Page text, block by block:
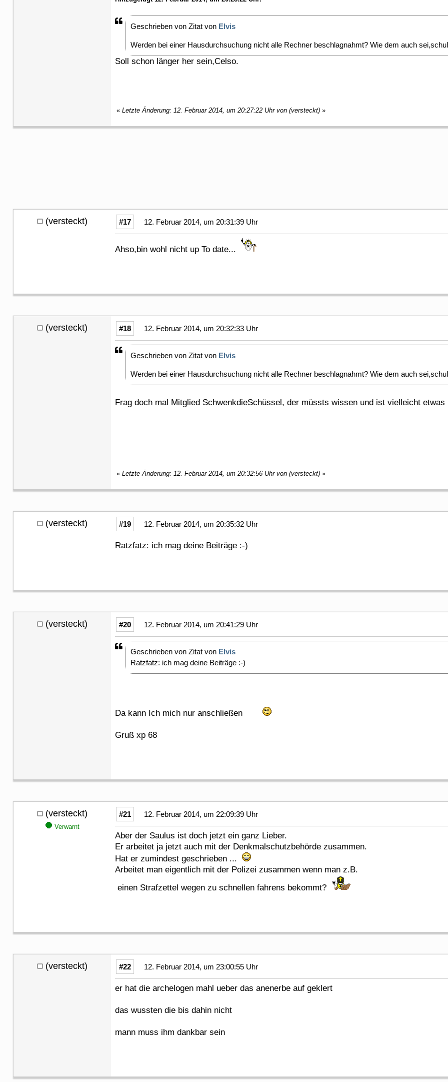
Geschrieben von Zitat von Elvis
Werden bei einer Hausdurchsuchung nicht alle Rechner beschlagnahmt? Wie dem auch
Soll schon länger her sein,Celso.
« Letzte Änderung: 12. Februar 2014, um 20:27:22 Uhr von (versteckt) »
(versteckt) #17 12. Februar 2014, um 20:31:39 Uhr
Ahso,bin wohl nicht up To date...
(versteckt) #18 12. Februar 2014, um 20:32:33 Uhr
Geschrieben von Zitat von Elvis
Werden bei einer Hausdurchsuchung nicht alle Rechner beschlagnahmt? Wie dem auch
Frag doch mal Mitglied SchwenkdieSchüssel, der müssts wissen und ist vielleicht
« Letzte Änderung: 12. Februar 2014, um 20:32:56 Uhr von (versteckt) »
(versteckt) #19 12. Februar 2014, um 20:35:32 Uhr
Ratzfatz: ich mag deine Beiträge :-)
(versteckt) #20 12. Februar 2014, um 20:41:29 Uhr
Geschrieben von Zitat von Elvis
Ratzfatz: ich mag deine Beiträge :-)
Da kann Ich mich nur anschließen
Gruß xp 68
(versteckt)
Verwarnt
#21 12. Februar 2014, um 22:09:39 Uhr
Aber der Saulus ist doch jetzt ein ganz Lieber.
Er arbeitet ja jetzt auch mit der Denkmalschutzbehörde zusammen.
Hat er zumindest geschrieben ...
Arbeitet man eigentlich mit der Polizei zusammen wenn man z.B.
einen Strafzettel wegen zu schnellen fahrens bekommt?
(versteckt) #22 12. Februar 2014, um 23:00:55 Uhr
er hat die archelogen mahl ueber das anenerbe auf geklert
das wussten die bis dahin nicht
mann muss ihm dankbar sein